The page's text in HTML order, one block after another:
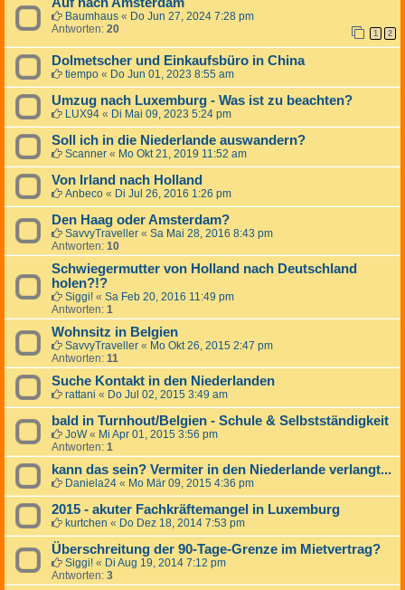
Auf nach Amsterdam
Baumhaus « Do Jun 27, 2024 7:28 pm
Antworten: 20 1 2
Dolmetscher und Einkaufsbüro in China
tiempo « Do Jun 01, 2023 8:55 am
Umzug nach Luxemburg - Was ist zu beachten?
LUX94 « Di Mai 09, 2023 5:24 pm
Soll ich in die Niederlande auswandern?
Scanner « Mo Okt 21, 2019 11:52 am
Von Irland nach Holland
Anbeco « Di Jul 26, 2016 1:26 pm
Den Haag oder Amsterdam?
SavvyTraveller « Sa Mai 28, 2016 8:43 pm
Antworten: 10
Schwiegermutter von Holland nach Deutschland
holen?!?
Siggi! « Sa Feb 20, 2016 11:49 pm
Antworten: 1
Wohnsitz in Belgien
SavvyTraveller « Mo Okt 26, 2015 2:47 pm
Antworten: 11
Suche Kontakt in den Niederlanden
rattani « Do Jul 02, 2015 3:49 am
bald in Turnhout/Belgien - Schule & Selbstständigkeit
JoW« Mi Apr 01, 2015 3:56 pm
Antworten: 1
kann das sein? Vermiter in den Niederlande verlangt...
Daniela24 « Mo Mär 09, 2015 4:36 pm
2015 - akuter Fachkräftemangel in Luxemburg
kurtchen « Do Dez 18, 2014 7:53 pm
Überschreitung der 90-Tage-Grenze im Mietvertrag?
Siggi! « Di Aug 19, 2014 7:12 pm
Antworten: 3